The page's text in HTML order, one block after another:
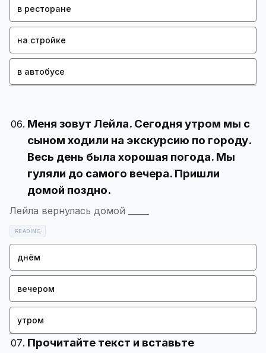
в ресторане
на стройке
в автобусе
Меня зовут Лейла. Сегодня утром мы с
сыном ходили на экскурсию по городу.
Весь день была хорошая погода. Мы
гуляли до самого вечера. Пришли
домой поздно.
Лейла вернулась домой _____
READING
днём
вечером
утром
Прочитайте текст и вставьте